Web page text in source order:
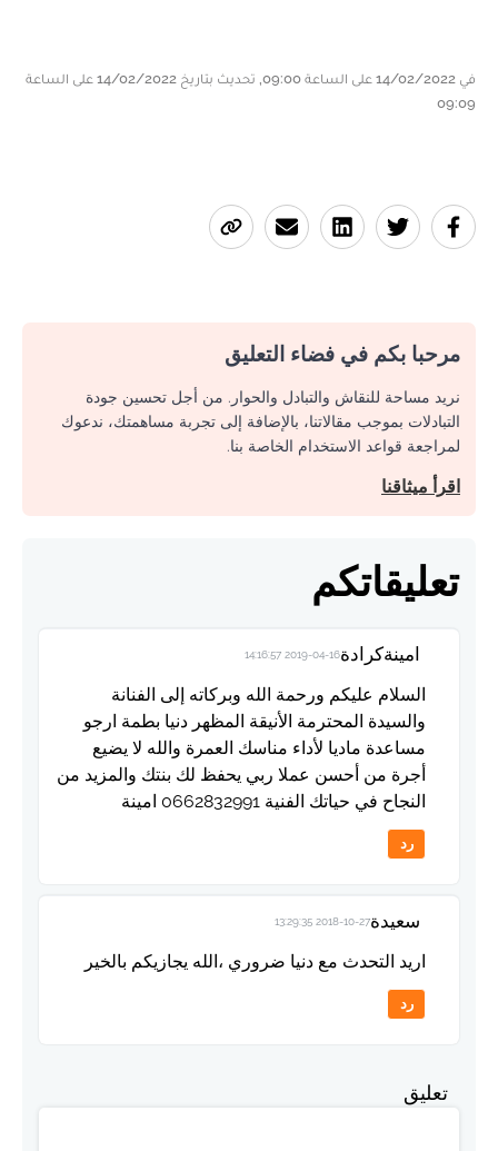
في 14/02/2022 على الساعة 09:00, تحديث بتاريخ 14/02/2022 على الساعة
09:09
مرحبا بكم في فضاء التعليق
نريد مساحة للنقاش والتبادل والحوار. من أجل تحسين جودة
التبادلات بموجب مقالاتنا، بالإضافة إلى تجربة مساهمتك، ندعوك
لمراجعة قواعد الاستخدام الخاصة بنا.
اقرأ ميثاقنا
تعليقاتكم
امينةكرادة2019-04-16 14:16:57
السلام عليكم ورحمة الله وبركاته إلى الفنانة
والسيدة المحترمة الأنيقة المظهر دنيا بطمة ارجو
مساعدة ماديا لأداء مناسك العمرة والله لا يضيع
أجرة من أحسن عملا ربي يحفظ لك بنتك والمزيد من
النجاح في حياتك الفنية 0662832991 امينة
رد
سعيدة2018-10-27 13:29:35
اريد التحدث مع دنيا ضروري ،الله يجازيكم بالخير
رد
تعليق